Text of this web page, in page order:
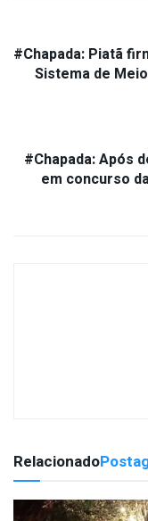
#Chapada: Piatã
Sistema de
#Chapada: Após
em concurso
Relacionado